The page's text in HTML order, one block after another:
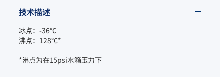
技术描述
冰点：-36℃
沸点：128℃*
*沸点为在15psi水箱压力下